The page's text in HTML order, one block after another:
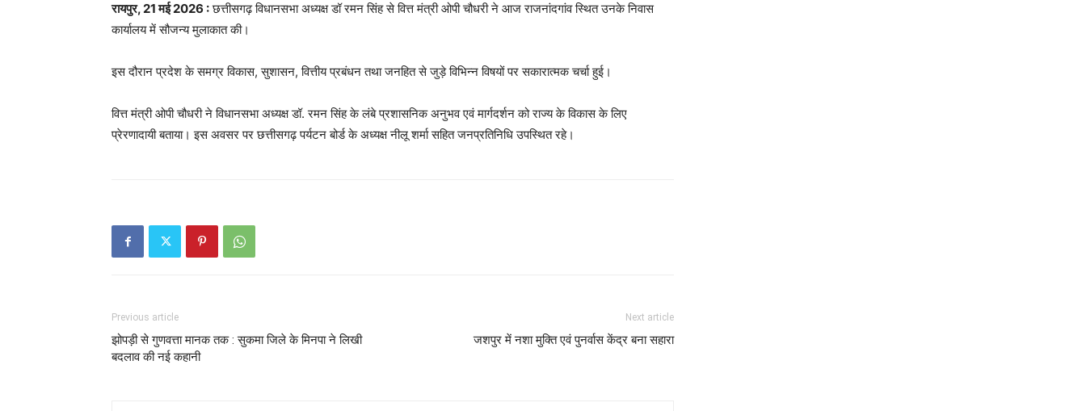
रायपुर, 21 मई 2026 :छत्तीसगढ़ विधानसभा अध्यक्ष डॉ रमन सिंह से वित्त मंत्री ओपी चौधरी ने आज राजनांदगांव स्थित उनके निवास
कार्यालय में सौजन्य मुलाकात की।
इस दौरान प्रदेश के समग्र विकास, सुशासन, वित्तीय प्रबंधन तथा जनहित से जुड़े विभिन्न विषयों पर सकारात्मक चर्चा हुई।
वित्त मंत्री ओपी चौधरी ने विधानसभा अध्यक्ष डॉ. रमन सिंह के लंबे प्रशासनिक अनुभव एवं मार्गदर्शन को राज्य के विकास के लिए
प्रेरणादायी बताया। इस अवसर पर छत्तीसगढ़ पर्यटन बोर्ड के अध्यक्ष नीलू शर्मा सहित जनप्रतिनिधि उपस्थित रहे।
Previous article
झोपड़ी से गुणवत्ता मानक तक : सुकमा जिले के मिनपा ने लिखी
बदलाव की नई कहानी
Next article
जशपुर में नशा मुक्ति एवं पुनर्वास केंद्र बना सहारा